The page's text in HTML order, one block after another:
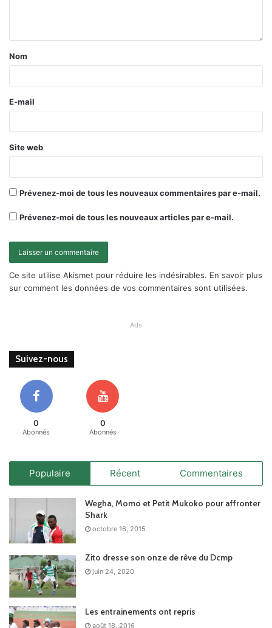
Nom
E-mail
Site web
Prévenez-moi de tous les nouveaux commentaires par e-mail.
Prévenez-moi de tous les nouveaux articles par e-mail.
Ce site utilise Akismet pour réduire les indésirables. En savoir plus
sur comment les données de vos commentaires sont utilisées.
Ads
Suivez-nous
0
Abonnés
0
Abonnés
Populaire Récent Commentaires
Wegha, Momo et Petit Mukoko pour affronter
Shark
octobre 16, 2015
Zito dresse son onze de rêve du Dcmp
juin 24, 2020
Les entrainements ont repris
août 18, 2016